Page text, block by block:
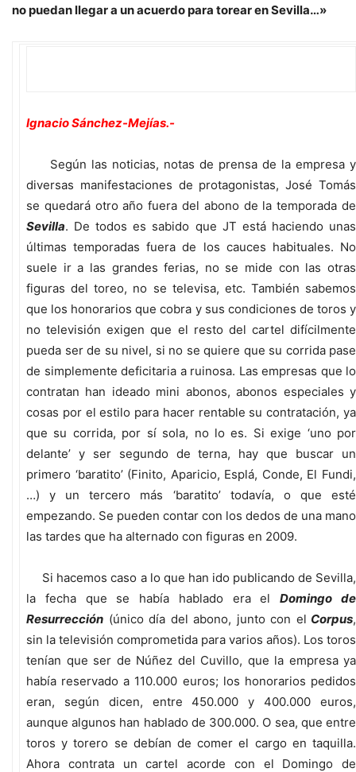
no puedan llegar a un acuerdo para torear en Sevilla…»
Ignacio Sánchez-Mejías.-
Según las noticias, notas de prensa de la empresa y
diversas manifestaciones de protagonistas, José Tomás
se quedará otro año fuera del abono de la temporada de
Sevilla. De todos es sabido que JT está haciendo unas
últimas temporadas fuera de los cauces habituales. No
suele ir a las grandes ferias, no se mide con las otras
figuras del toreo, no se televisa, etc. También sabemos
que los honorarios que cobra y sus condiciones de toros y
no televisión exigen que el resto del cartel difícilmente
pueda ser de su nivel, si no se quiere que su corrida pase
de simplemente deficitaria a ruinosa. Las empresas que lo
contratan han ideado mini abonos, abonos especiales y
cosas por el estilo para hacer rentable su contratación, ya
que su corrida, por sí sola, no lo es. Si exige ‘uno por
delante’ y ser segundo de terna, hay que buscar un
primero ‘baratito’ (Finito, Aparicio, Esplá, Conde, El Fundi,
…) y un tercero más ‘baratito’ todavía, o que esté
empezando. Se pueden contar con los dedos de una mano
las tardes que ha alternado con figuras en 2009.
Si hacemos caso a lo que han ido publicando de Sevilla,
la fecha que se había hablado era elDomingo de
Resurrección (único día del abono, junto con el Corpus,
sin la televisión comprometida para varios años). Los toros
tenían que ser de Núñez del Cuvillo, que la empresa ya
había reservado a 110.000 euros; los honorarios pedidos
eran, según dicen, entre 450.000 y 400.000 euros,
aunque algunos han hablado de 300.000. O sea, que entre
toros y torero se debían de comer el cargo en taquilla.
Ahora contrata un cartel acorde con el Domingo de